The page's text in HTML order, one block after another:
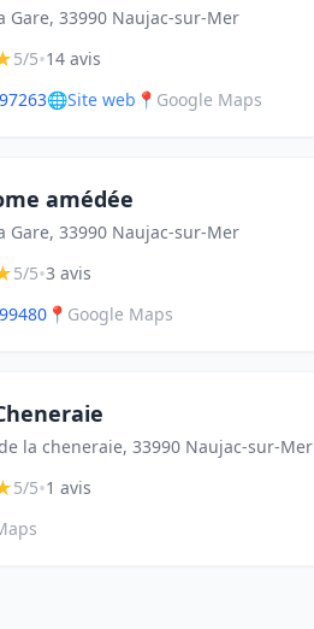
Gare, 33990 Naujac-sur-Mer
5/5•14 avis
🌐Site web 📍 Google Maps
amédée
Gare, 33990 Naujac-sur-Mer
5/5•3 avis
📍 Google Maps
la cheneraie, 33990 Naujac-sur-Mer
5/5•1 avis